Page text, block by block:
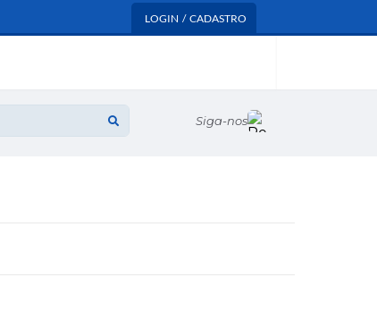
LOGIN / CADASTRO
Siga-nos